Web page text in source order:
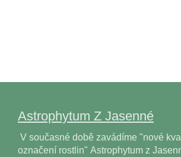
Astrophytum Z Jasenné
V současné době zavádíme "nové
označení rostlin" Astrophytum z